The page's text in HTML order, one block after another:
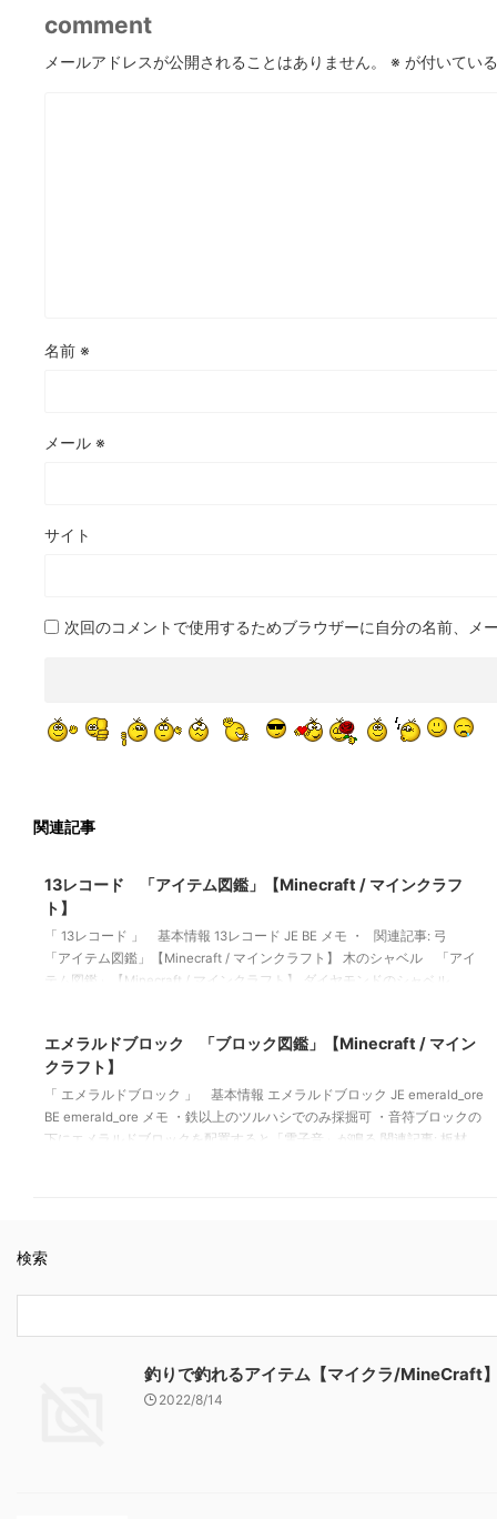
comment
メールアドレスが公開されることはありません。 ※ が付いてい
名前 ※
メール ※
サイト
次回のコメントで使用するためブラウザーに自分の名前、メ
関連記事
13レコード 「アイテム図鑑」【Minecraft / マインクラフ
ト】
「 13レコード 」 基本情報 13レコード JE BE メモ ・ 関連記事: 弓
「アイテム図鑑」【Minecraft / マインクラフト】 木のシャベル 「アイ
テム図鑑」【Minecraft / マインクラフト】 ダイヤモンドのシャベル
エメラルドブロック 「ブロック図鑑」【Minecraft / マイン
クラフト】
「 エメラルドブロック 」 基本情報 エメラルドブロック JE emerald_ore
BE emerald_ore メモ ・鉄以上のツルハシでのみ採掘可 ・音符ブロックの
下にエメラルドブロックを配置すると「電子音」が鳴る 関連記事: 板材
検索
釣りで釣れるアイテム【マイクラ/MineCraft】
2022/8/14